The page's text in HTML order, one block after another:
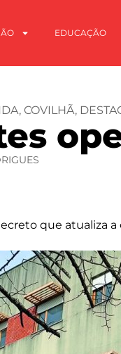
EDUCAÇÃO
, COVILHÃ,
que atualiza